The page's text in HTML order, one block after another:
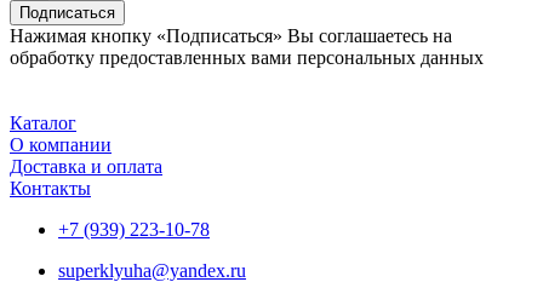
Подписаться
Нажимая кнопку «Подписаться» Вы соглашаетесь на
обработку предоставленных вами персональных данных
Каталог
О компании
Доставка и оплата
Контакты
+7 (939) 223-10-78
superklyuha@yandex.ru